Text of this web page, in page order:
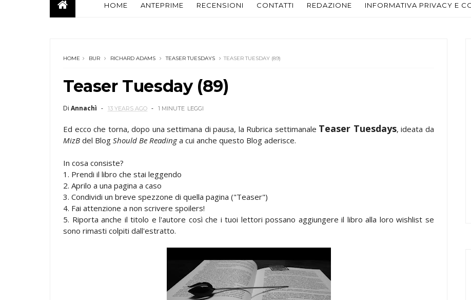
HOME ANTEPRIME RECENSIONI CONTATTI REDAZIONE INFORMATIVA PRIVACY E
HOME BUR RICHARD ADAMS TEASER TUESDAYS TEASER TUESDAY (89)
Teaser Tuesday (89)
Di Annachì 13 YEARS AGO 1 MINUTE LEGGI
Ed ecco che torna, dopo una settimana di pausa, la Rubrica settimanale Teaser Tuesdays, ideata da
MizB del Blog Should Be Readinga cui anche questo Blog aderisce.
In cosa consiste?
1. Prendi il libro che stai leggendo
2. Aprilo a una pagina a caso
3. Condividi un breve spezzone di quella pagina ("Teaser")
4. Fai attenzione a non scrivere spoilers!
5. Riporta anche il titolo e l'autore così che i tuoi lettori possano aggiungere il libro alla loro wishlist se
sono rimasti colpiti dall'estratto.